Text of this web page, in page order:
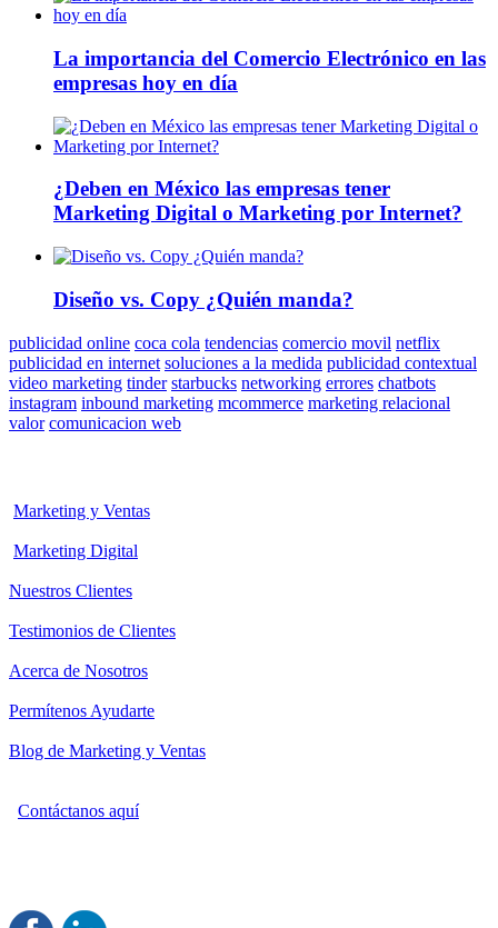
La importancia del Comercio Electrónico en las
empresas hoy en día
¿Deben en México las empresas tener
Marketing Digital o Marketing por Internet?
Diseño vs. Copy ¿Quién manda?
publicidad online coca cola tendencias comercio movil netflix
publicidad en internet soluciones a la medida publicidad contextual
video marketing tinder starbucks networking errores chatbots
instagram inbound marketing mcommerce marketing relacional
valor comunicacion web
Marketing y Ventas
Marketing Digital
Nuestros Clientes
Testimonios de Clientes
Acerca de Nosotros
Permítenos Ayudarte
Blog de Marketing y Ventas
Contáctanos aquí